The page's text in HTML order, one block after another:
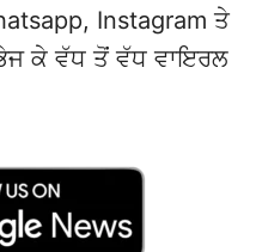
Instagram ਤੇ
ਕੇ ਵੱਧ ਤੋਂ ਵੱਧ ਵਾਇਰਲ